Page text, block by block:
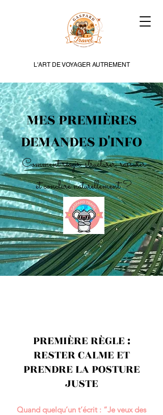
L'ART DE VOYAGER AUTREMENT
MES PREMIÈRES
DEMANDES D'INFO
Comment réagir, structurer, rassurer
et conclure naturellement ?
PREMIÈRE RÈGLE :
RESTER CALME ET
PRENDRE LA POSTURE
JUSTE
Quand quelqu’un t’écrit : “Je veux des